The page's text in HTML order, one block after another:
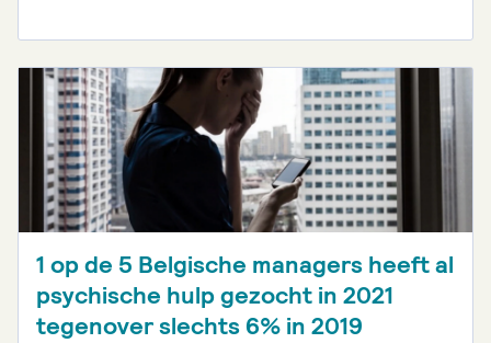
1 op de 5 Belgische managers heeft al
psychische hulp gezocht in 2021
tegenover slechts 6% in 2019